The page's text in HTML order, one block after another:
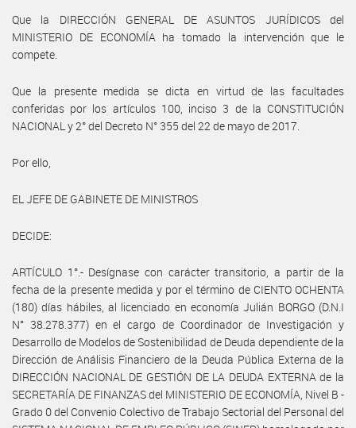
Que la DIRECCIÓN GENERAL DE ASUNTOS JURÍDICOS del
MINISTERIO DE ECONOMÍA ha tomado la intervención que le
compete.
Que la presente medida se dicta en virtud de las facultades
conferidas por los artículos 100, inciso 3 de la CONSTITUCIÓN
NACIONAL y 2° del Decreto N° 355 del 22 de mayo de 2017.
Por ello,
EL JEFE DE GABINETE DE MINISTROS
DECIDE:
ARTÍCULO 1°.- Desígnase con carácter transitorio, a partir de la
fecha de la presente medida y por el término de CIENTO OCHENTA
(180) días hábiles, al licenciado en economía Julián BORGO (D.N.I
N° 38.278.377) en el cargo de Coordinador de Investigación y
Desarrollo de Modelos de Sostenibilidad de Deuda dependiente de la
Dirección de Análisis Financiero de la Deuda Pública Externa de la
DIRECCIÓN NACIONAL DE GESTIÓN DE LA DEUDA EXTERNA de la
SECRETARÍA DE FINANZAS del MINISTERIO DE ECONOMÍA, Nivel B -
Grado 0 del Convenio Colectivo de Trabajo Sectorial del Personal del